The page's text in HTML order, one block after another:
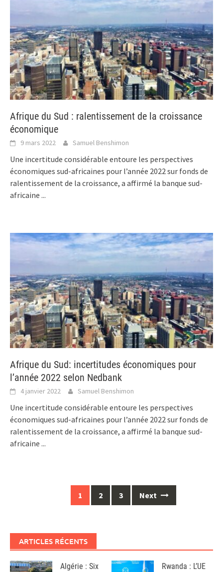
Afrique du Sud : ralentissement de la croissance
économique
9 mars 2022 Samuel Benshimon
Une incertitude considérable entoure les perspectives
économiques sud-africaines pour l’année 2022 sur fonds de
ralentissement de la croissance, a affirmé la banque sud-
africaine ...
Afrique du Sud: incertitudes économiques pour
l’année 2022 selon Nedbank
4 janvier 2022 Samuel Benshimon
Une incertitude considérable entoure les perspectives
économiques sud-africaines pour l’année 2022 sur fonds de
ralentissement de la croissance, a affirmé la banque sud-
africaine ...
1 2 3 Next
ARTICLES RÉCENTS
Algérie : Six
Rwanda : L’UE